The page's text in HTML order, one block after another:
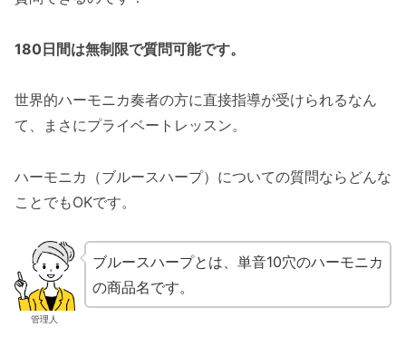
180日間は無制限で質問可能です。
世界的ハーモニカ奏者の方に直接指導が受けられるなん
て、まさにプライベートレッスン。
ハーモニカ（ブルースハープ）についての質問ならどんな
ことでもOKです。
管理人
ブルースハープとは、単音10穴のハーモニカ
の商品名です。